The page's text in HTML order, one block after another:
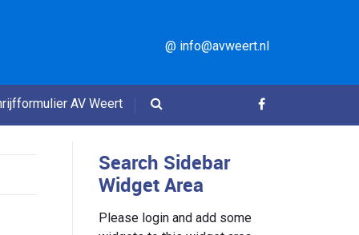
@ info@avweert.nl
AV Weert
Search Sidebar
Widget Area
Please login and add some